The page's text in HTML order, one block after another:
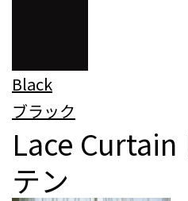
Black
ブラック
Lace Curtain
テン